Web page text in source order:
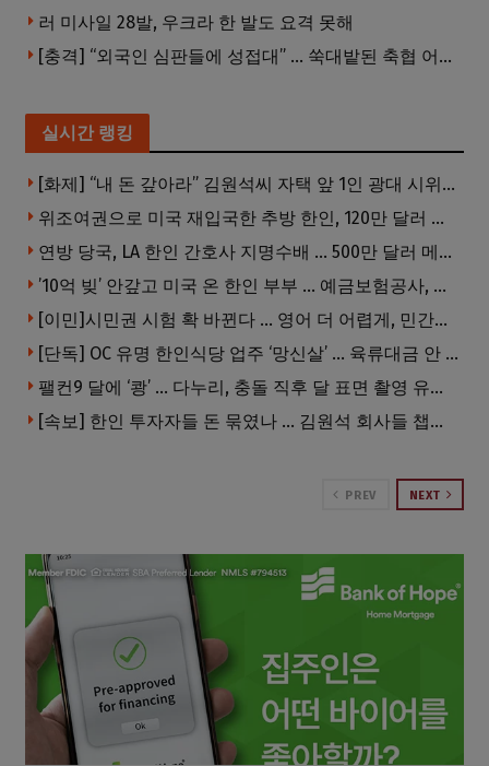
러 미사일 28발, 우크라 한 발도 요격 못해
[충격] “외국인 심판들에 성접대” … 쑥대밭된 축협 어디까지 추락하나
실시간 랭킹
[화제] “내 돈 갚아라” 김원석씨 자택 앞 1인 광대 시위 … 한인 투자사, “108만 달러 못받아”
위조여권으로 미국 재입국한 추방 한인, 120만 달러 은행 사기 행각
연방 당국, LA 한인 간호사 지명수배 … 500만 달러 메디캐어 사기, 선고 직전 한국 도주
’10억 빚’ 안갚고 미국 온 한인 부부 … 예금보험공사, 미국서 소송
[이민]시민권 시험 확 바뀐다 … 영어 더 어렵게, 민간시험 도입 추진
[단독] OC 유명 한인식당 업주 ‘망신살’ … 육류대금 안 갚자 식당서 공개추심
팰컨9 달에 ‘쾅’ … 다누리, 충돌 직후 달 표면 촬영 유일 탐사선
[속보] 한인 투자자들 돈 묶였나 … 김원석 회사들 챕터7 강제파산·자진파산 잇따라 신청
PREV NEXT